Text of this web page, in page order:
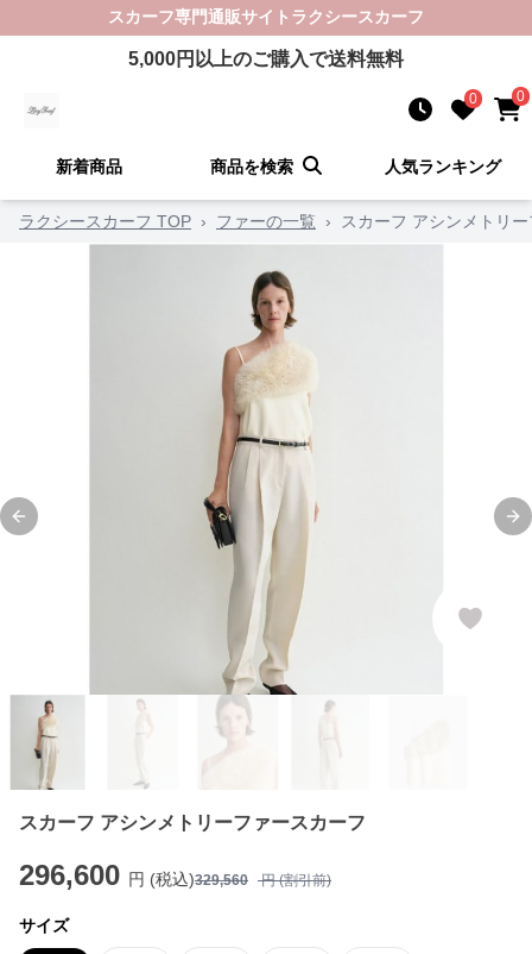
スカーフ専門通販サイト ラクシースカーフ
5,000円以上のご購入で送料無料
0 0
新着商品 商品を検索 人気ランキング
ラクシースカーフ TOP › ファーの一覧 › スカーフ アシンメトリ
Previous slide
スカーフ アシンメトリーファースカーフ
296,600 円 (税込)329,560 円 (割引前)
サイズ